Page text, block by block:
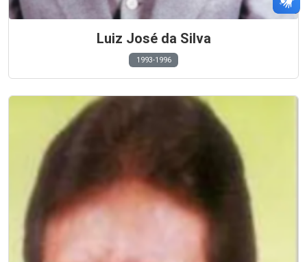
Luiz José da Silva
1993-1996